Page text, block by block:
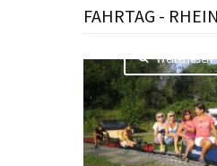
FAHRTAG -